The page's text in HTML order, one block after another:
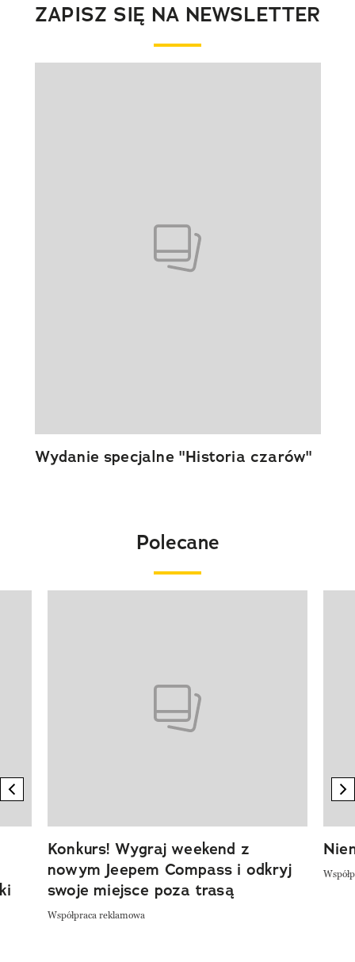
ZAPISZ SIĘ NA NEWSLETTER
Wydanie specjalne "Historia czarów"
Polecane
previous element
Konkurs! Wygraj weekend z
nowym Jeepem Compass i odkryj
swoje miejsce poza trasą
Współpraca reklamowa